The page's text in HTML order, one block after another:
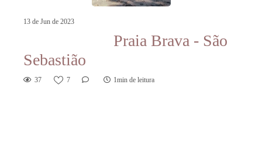
13 de Jun de 2023
Praia Brava - São
Sebastião
37 7 1min de leitura